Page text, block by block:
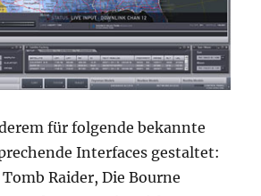
für folgende bekannte
Interfaces gestaltet:
Raider, Die Bourne